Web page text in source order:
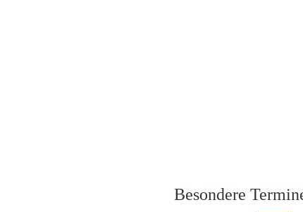
Besondere